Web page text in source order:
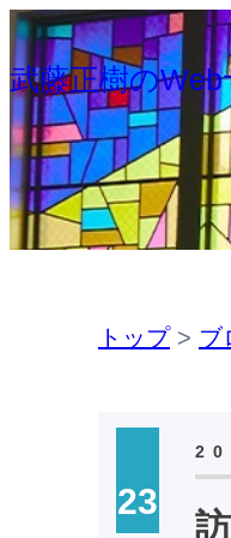
内
容
を
ス
キ
ッ
武藤正樹のWeb
トップ> ブ
23